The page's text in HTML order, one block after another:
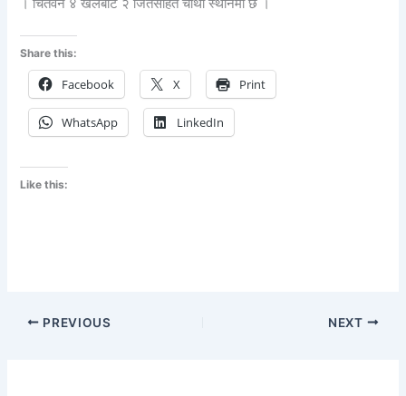
। चितवन ४ खेलबाट २ जितसहित चौंथो स्थानमा छ ।
Share this:
Facebook X Print
WhatsApp LinkedIn
Like this:
PREVIOUS NEXT